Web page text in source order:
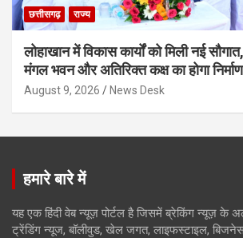
छत्तीसगढ़ राज्य
लोहाखान में विकास कार्यों को मिली नई
मंगल भवन और अतिरिक्त कक्ष का होगा निर्माण
August 9, 2026 News Desk
हमारे बारे में
यह एक हिंदी वेब न्यूज़ पोर्टल है जिसमें ब्रेकिंग न्यूज़ के
ट्रेंडिंग न्यूज, बॉलीवुड, खेल जगत, लाइफस्टाइल,